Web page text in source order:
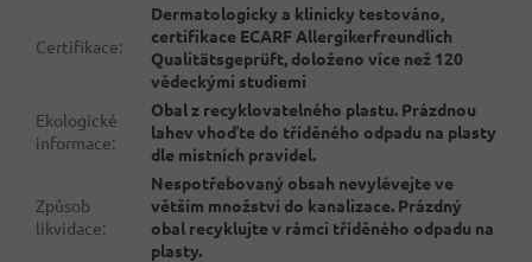
Certifikace:
Dermatologicky a klinicky testováno,
certifikace ECARF Allergikerfreundlich
Qualitätsgeprüft, doloženo více než 120
vědeckými studiemi
Ekologické
informace:
Obal z recyklovatelného plastu. Prázdnou
lahev vhoďte do tříděného odpadu na plasty
dle místních pravidel.
Způsob
likvidace:
Nespotřebovaný obsah nevylévejte ve
větším množství do kanalizace. Prázdný
obal recyklujte v rámci tříděného odpadu na
plasty.